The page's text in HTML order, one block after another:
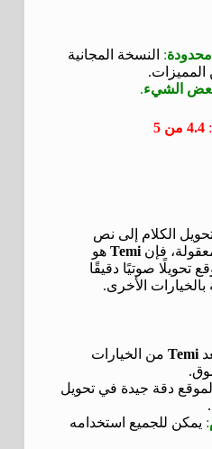
محدودة: النسخة المجانية
المميزات.
بعض الشيء.
4.4 من 5
الكلام إلى نص
فإن Temiهو
تحويلًا صوتيًا دقيقًا
الأخرى.
Temiمن الخيارات
دقة جيدة في تحويل
: يمكن للجميع استخدامه